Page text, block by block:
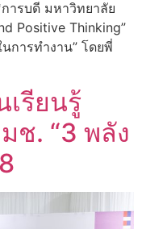
ารบดี มหาวิทยาลัย
Positive Thinking”
การทำงาน” โดยพี่
เรียนรู้
ช. “3 พลัง